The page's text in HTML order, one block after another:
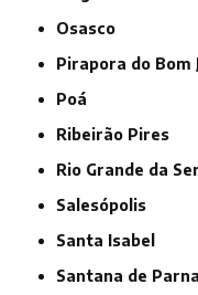
Osasco
Pirapora do Bom
Poá
Ribeirão Pires
Rio Grande da
Salesópolis
Santa Isabel
Santana de